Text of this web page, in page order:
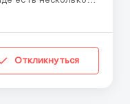
сбор заказов
температурах
Откликнуться